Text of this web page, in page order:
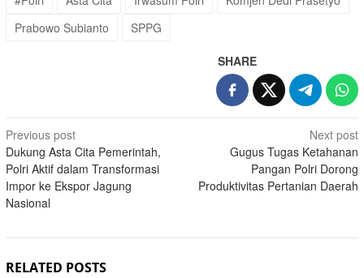
Prabowo Subianto
SPPG
SHARE
Post
navigation
Previous post
Dukung Asta Cita Pemerintah,
Polri Aktif dalam Transformasi
Impor ke Ekspor Jagung
Nasional
Next post
Gugus Tugas Ketahanan
Pangan Polri Dorong
Produktivitas Pertanian Daerah
RELATED POSTS